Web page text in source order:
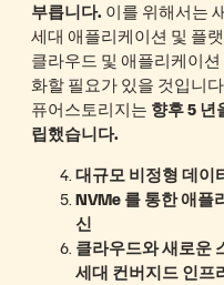
부릅니다. 이를 위해서는
세대 애플리케이션 및 플
클라우드 및 애플리케이
화할 필요가 있을 것입니
퓨어스토리지는 향후 5 년
립했습니다.
대규모 비정형 데이
NVMe 를 통한 애플
신
클라우드와 새로운
세대 컨버지드 인프